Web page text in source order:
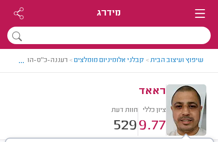
מידרג
שיפוץ ועיצוב הבית> קבלני אלומיניום מומלצים> רעננה-כ"ס-הוד השרון
...
ראאד
ציון כללי
9.77
חוות דעת
529